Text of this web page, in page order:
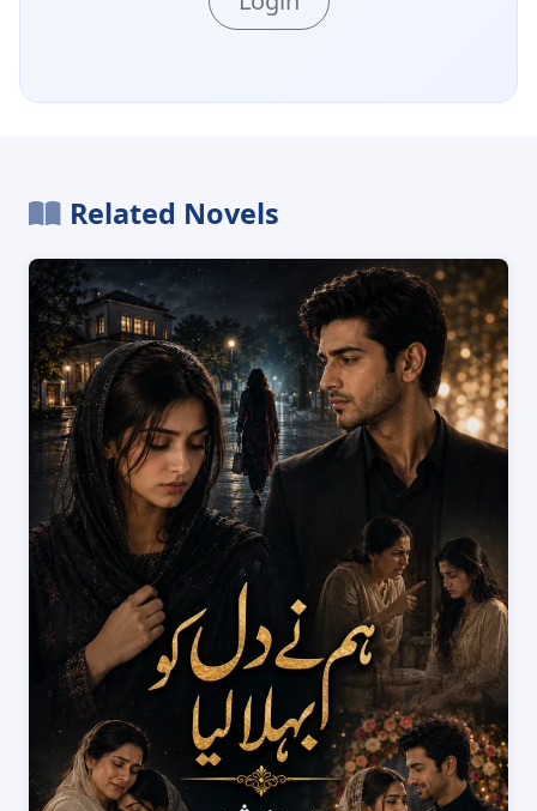
Related Novels